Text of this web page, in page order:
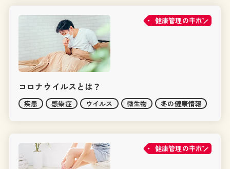
健康管理の
コロナウイルスとは？
疾患 感染症 ウイルス 微生物 冬の健康情報
健康管理の